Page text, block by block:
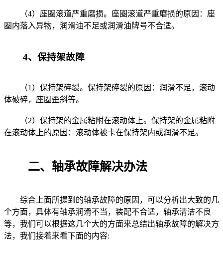
（4）座圈滚道严重磨损。座圈滚道严重磨损的原因：座
圈内落入异物，润滑油不足或润滑油牌号不合适。
4、保持架故障
（1）保持架碎裂。保持架碎裂的原因：润滑不足，滚动
体破碎，座圈歪斜等。
（2）保持架的金属粘附在滚动体上。保持架的金属粘附
在滚动体上的原因：滚动体被卡在保持架内或润滑不足。
二、轴承故障解决办法
综合上面所提到的轴承故障的原因，可以分析出大致的几
个方面，具体有轴承润滑不当，装配不合适，轴承清洁不良
等，我们可以根据这几个大的方面来总结出轴承故障的解决方
法，我们接着来看下面的内容: